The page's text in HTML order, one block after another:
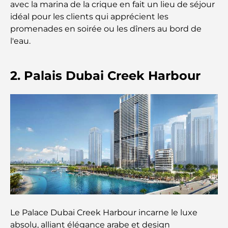
Les meilleurs iftars à Dubaï : 7 adresses
incontournables pour un repas de Ramadan
mémorable
de la convivialité
Restaurants étoilés Michelin à Dubaï : un circuit
gastronomique inoubliable
Découverte des restaurants de Jumeirah Golf
Estates : un guide culinaire
Dubai Horse Racing: Where Tradition Meets
Global Competition
et lieux de vie de l’île
avec la marina de la crique en fait un lieu de séjour
idéal pour les clients qui apprécient les
promenades en soirée ou les dîners au bord de
l'eau.
2. Palais Dubai Creek Harbour
Le Palace Dubai Creek Harbour incarne le luxe
absolu, alliant élégance arabe et design